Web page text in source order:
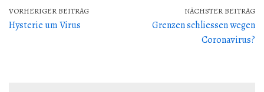
VORHERIGER BEITRAG
Hysterie um Virus
NÄCHSTER BEITRAG
Grenzen schliessen wegen
Coronavirus?